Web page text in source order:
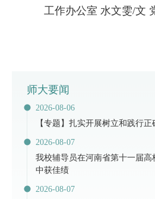
工作办公室 水文雯/文
师大要闻
2026-08-06
【专题】扎实开展树立和践行
2026-08-07
我校辅导员在河南省第十一届
中获佳绩
2026-08-07